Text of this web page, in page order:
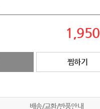
1,950
찜하기
배송/교환/반품안내